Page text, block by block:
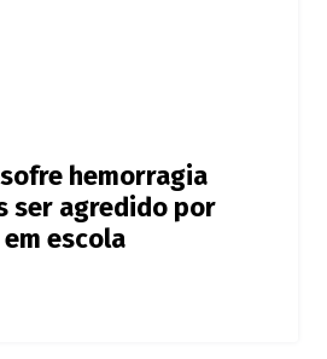
hemorragia
ser agredido por
escola